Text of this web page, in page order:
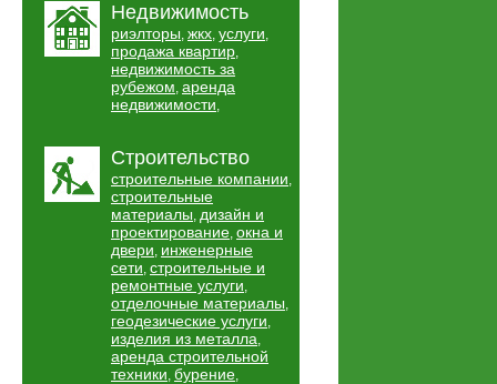
Недвижимость
риэлторы, жкх, услуги,
продажа квартир,
недвижимость за
рубежом, аренда
недвижимости,
Строительство
строительные компании,
строительные
материалы, дизайн и
проектирование, окна и
двери, инженерные
сети, строительные и
ремонтные услуги,
отделочные материалы,
геодезические услуги,
изделия из металла,
аренда строительной
техники, бурение,